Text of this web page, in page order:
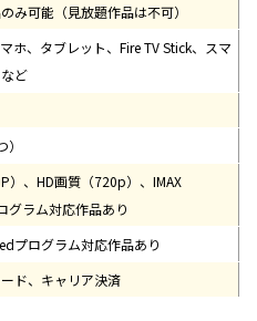
み可能（見放題作品は不可）
ホ、タブレット、Fire TV Stick、スマ
ど
）、HD画質（720p）、IMAX
グラム対応作品あり
プログラム対応作品あり
ド、キャリア決済